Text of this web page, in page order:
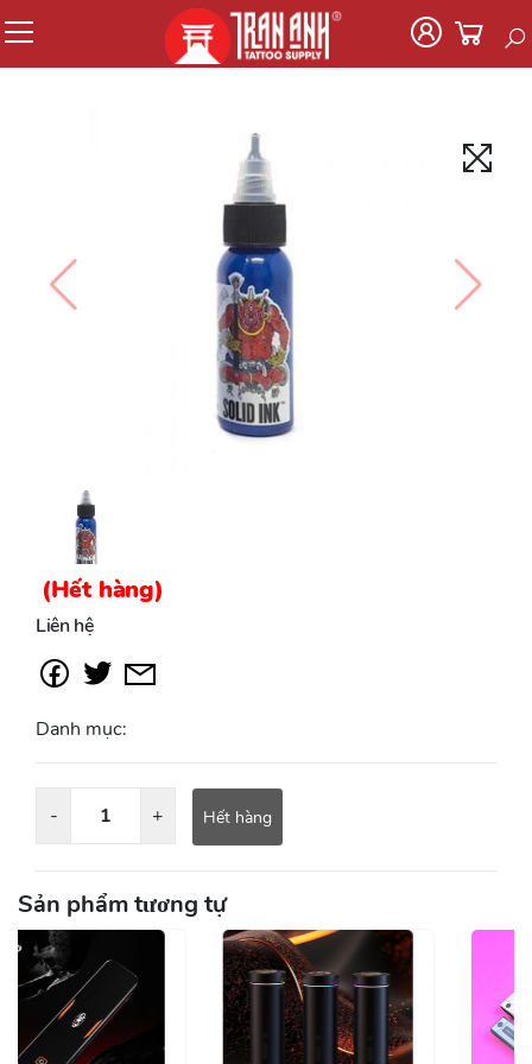
(Hết hàng)
Liên hệ
Danh mục:
- + Hết hàng
Sản phẩm tương tự